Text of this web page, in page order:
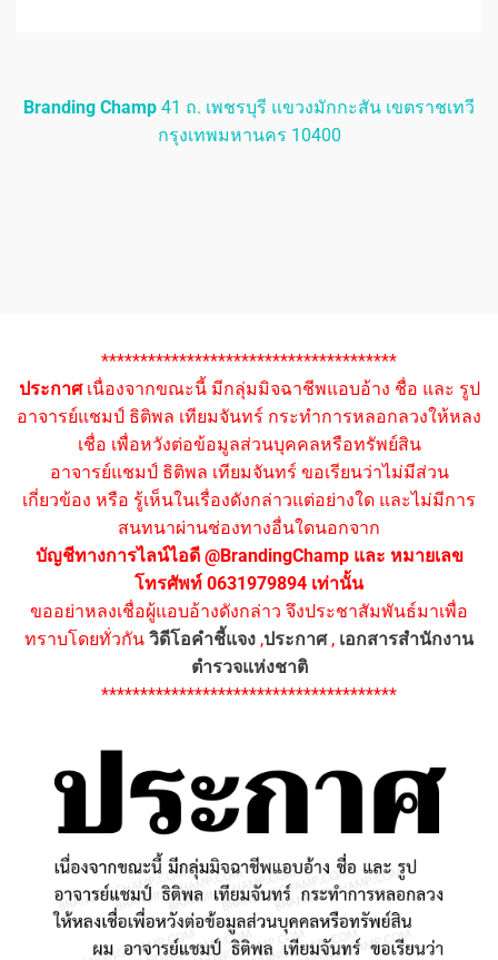
Branding Champ 41 ถ. เพชรบุรี แขวงมักกะสัน เขตราชเทวี
กรุงเทพมหานคร 10400
**************************************
ประกาศเนื่องจากขณะนี้ มีกลุ่มมิจฉาชีพแอบอ้าง ชื่อ และ รูป
อาจารย์แชมป์ ธิติพล เทียมจันทร์ กระทำการหลอกลวงให้หลง
เชื่อ เพื่อหวังต่อข้อมูลส่วนบุคคลหรือทรัพย์สิน
อาจารย์แชมป์ ธิติพล เทียมจันทร์ ขอเรียนว่าไม่มีส่วน
เกี่ยวข้อง หรือ รู้เห็นในเรื่องดังกล่าวแต่อย่างใด และไม่มีการ
สนทนาผ่านช่องทางอื่นใดนอกจาก
บัญชีทางการไลน์ไอดี @BrandingChamp และ หมายเลข
โทรศัพท์ 0631979894 เท่านั้น
ขออย่าหลงเชื่อผู้แอบอ้างดังกล่าว จึงประชาสัมพันธ์มาเพื่อ
ทราบโดยทั่วกัน วิดีโอคำชี้แจง ,ประกาศ, เอกสารสำนักงาน
ตำรวจแห่งชาติ
**************************************